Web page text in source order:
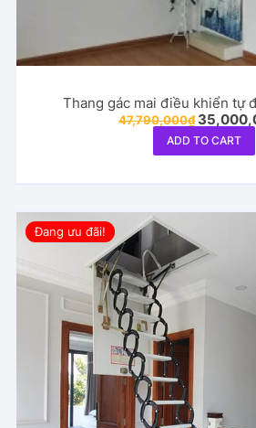
Thang gác mai điều khiển tự
47,790,000₫ Original
price
was:
ADD TO CART
Đang ưu đãi!